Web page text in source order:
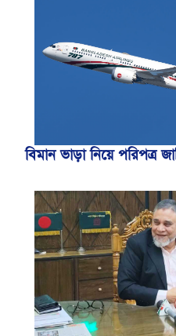
বিমান ভাড়া নিয়ে পরিপত্র